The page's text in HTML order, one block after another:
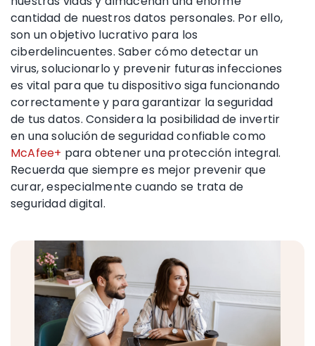
cantidad de nuestros datos personales. Por ello,
son un objetivo lucrativo para los
ciberdelincuentes. Saber cómo detectar un
virus, solucionarlo y prevenir futuras infecciones
es vital para que tu dispositivo siga funcionando
correctamente y para garantizar la seguridad
de tus datos. Considera la posibilidad de invertir
en una solución de seguridad confiable como
McAfee+ para obtener una protección integral.
Recuerda que siempre es mejor prevenir que
curar, especialmente cuando se trata de
seguridad digital.